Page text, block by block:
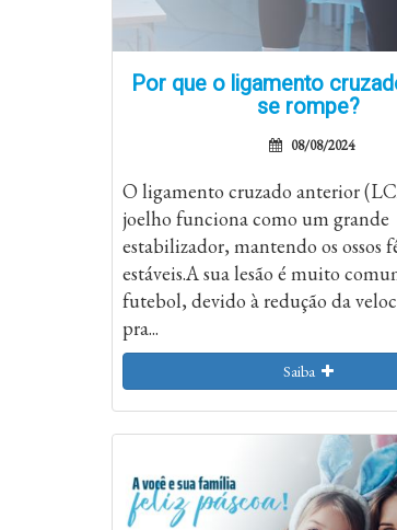
Por que o ligamento
se rompe?
08/08/2024
O ligamento cruzado anterior
joelho funciona como um grande
estabilizador, mantendo os ossos
estáveis.A sua lesão é muito
futebol, devido à redução da
pra...
Saiba